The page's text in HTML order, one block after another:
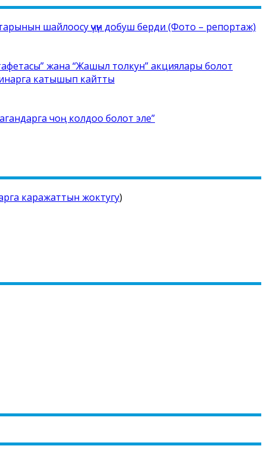
шайлоосу үчүн добуш берди (Фото – репортаж)
жана “Жашыл толкун” акциялары болот
катышып кайтты
чоң колдоо болот эле”
каражаттын жоктугу)